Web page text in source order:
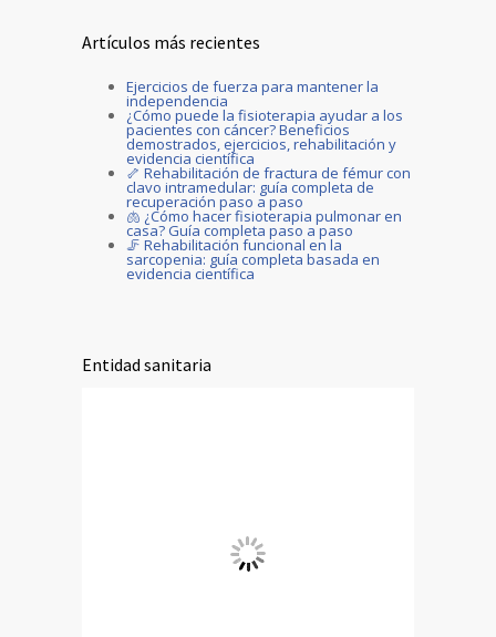
Artículos más recientes
Ejercicios de fuerza para mantener la
independencia
¿Cómo puede la fisioterapia ayudar a los
pacientes con cáncer? Beneficios
demostrados, ejercicios, rehabilitación y
evidencia científica
🦴 Rehabilitación de fractura de fémur con
clavo intramedular: guía completa de
recuperación paso a paso
🫁 ¿Cómo hacer fisioterapia pulmonar en
casa? Guía completa paso a paso
🦵 Rehabilitación funcional en la
sarcopenia: guía completa basada en
evidencia científica
Entidad sanitaria